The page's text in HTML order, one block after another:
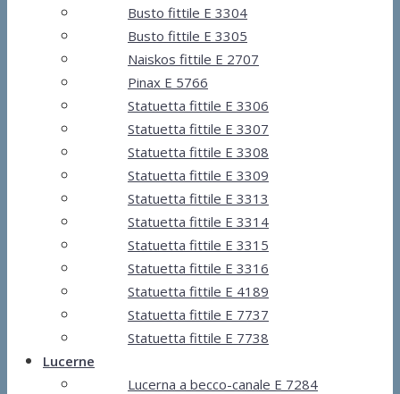
Busto fittile E 3304
Busto fittile E 3305
Naiskos fittile E 2707
Pinax E 5766
Statuetta fittile E 3306
Statuetta fittile E 3307
Statuetta fittile E 3308
Statuetta fittile E 3309
Statuetta fittile E 3313
Statuetta fittile E 3314
Statuetta fittile E 3315
Statuetta fittile E 3316
Statuetta fittile E 4189
Statuetta fittile E 7737
Statuetta fittile E 7738
Lucerne
Lucerna a becco-canale E 7284